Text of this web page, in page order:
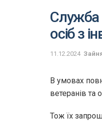
Служба
осіб з
11.12.2024
В умовах
ветеранів та
Тож їх